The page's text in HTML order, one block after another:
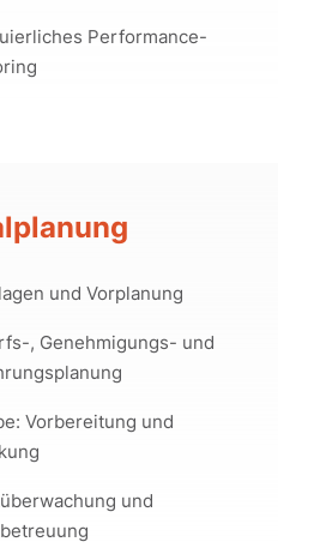
Performance-
und Vorplanung
, Genehmigungs- und
Vorbereitung und
und